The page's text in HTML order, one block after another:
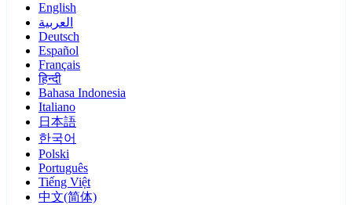
English
العربية
Deutsch
Español
Français
हिन्दी
Bahasa Indonesia
Italiano
日本語
한국어
Polski
Português
Tiếng Việt
中文(简体)